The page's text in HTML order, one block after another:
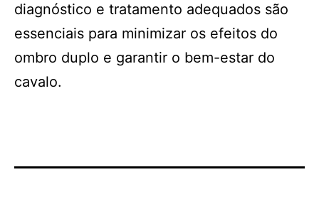
diagnóstico e tratamento adequados são
essenciais para minimizar os efeitos do
ombro duplo e garantir o bem-estar do
cavalo.